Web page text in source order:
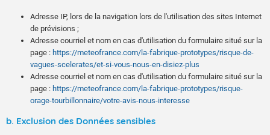
Adresse IP, lors de la navigation lors de l'utilisation des sites Internet
de prévisions ;
Adresse courriel et nom en cas d'utilisation du formulaire situé sur la
page : https://meteofrance.com/la-fabrique-prototypes/risque-de-
vagues-scelerates/et-si-vous-nous-en-disiez-plus
Adresse courriel et nom en cas d'utilisation du formulaire situé sur la
page : https://meteofrance.com/la-fabrique-prototypes/risque-
orage-tourbillonnaire/votre-avis-nous-interesse
b. Exclusion des Données sensibles